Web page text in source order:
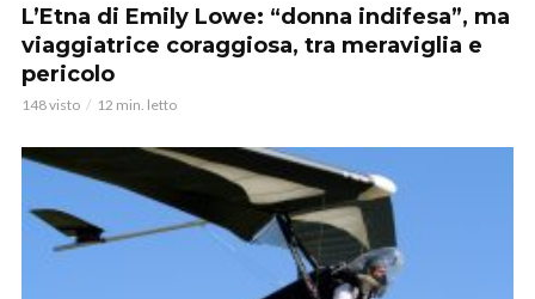
L’Etna di Emily Lowe: “donna indifesa”, ma
viaggiatrice coraggiosa, tra meraviglia e
pericolo
148 visto 12 min. letto